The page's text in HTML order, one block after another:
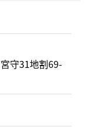
守31地割69-